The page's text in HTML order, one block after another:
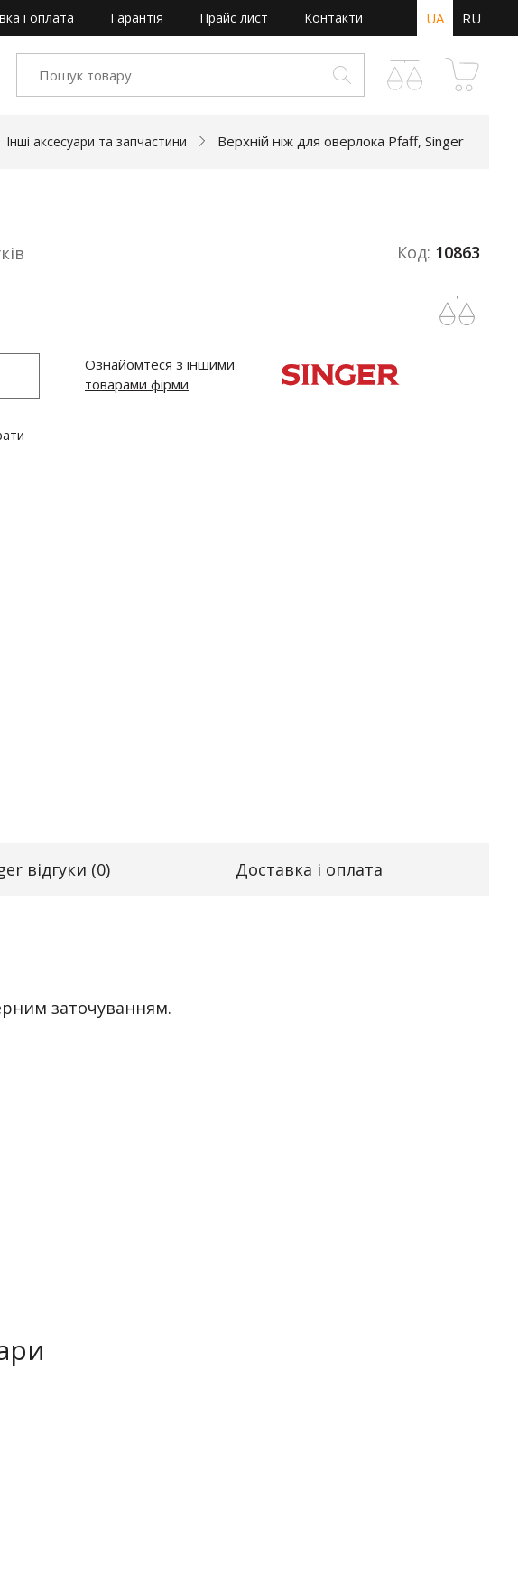
і оплата Гарантія Прайс лист Контакти UA RU
Інші аксесуари та запчастини Верхній ніж для оверлока Pfaff, Singer
Код: 10863
Ознайомтеся з іншими
товарами фірми
відгуки (0) Доставка і оплата
заточуванням.